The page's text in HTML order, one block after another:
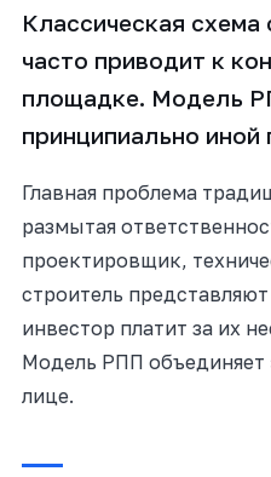
Классическая
часто приводит к
площадке. Модель
принципиально иной
Главная проблема
размытая
проектировщик,
строитель
инвестор платит за их
Модель РПП
лице.